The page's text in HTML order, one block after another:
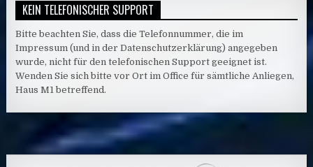
KEIN TELEFONISCHER SUPPORT
Bitte beachten Sie, dass die Telefonnummer, die im
Impressum (und in der Datenschutzerklärung) angegeben
wurde, nicht für den telefonischen Support geeignet ist.
Wenden Sie sich bitte vor Ort im Office für sämtliche Anliegen,
Haus M1 betreffend.